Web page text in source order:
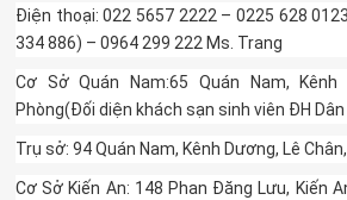
Điện thoại: 022 5657 2222 – 0225 628
334 886) – 0964 299 222 Ms. Trang
Cơ Sở Quán Nam:65 Quán Nam, Kênh
Phòng(Đối diện khách sạn sinh viên ĐH Dân
Trụ sở: 94 Quán Nam, Kênh Dương, Lê
Cơ Sở Kiến An: 148 Phan Đăng Lưu, Kiến